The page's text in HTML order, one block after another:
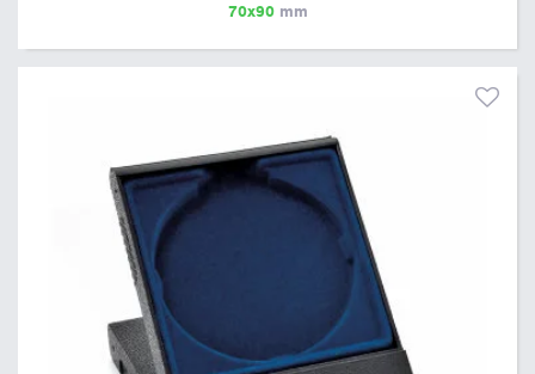
70x90mm